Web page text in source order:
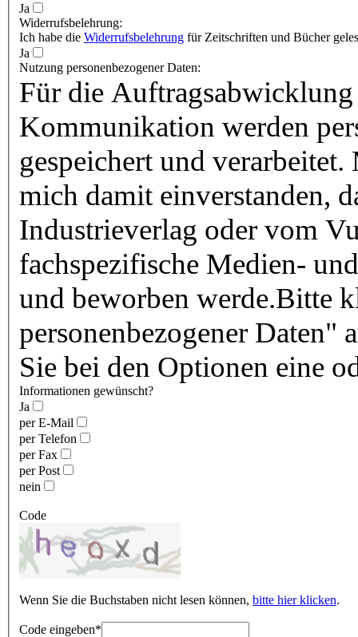
Ja
Widerrufsbelehrung:
Ich habe die Widerrufsbelehrung für Zeitschriften und Bücher
Ja
Nutzung personenbezogener Daten:
Für die
Kommunikation werden
gespeichert und
mich damit einverstanden,
Industrieverlag oder vom
fachspezifische Medien-
und beworben werde.Bitte
personenbezogener
Sie bei den Optionen eine
Informationen gewünscht?
Ja
per E-Mail
per Telefon
per Fax
per Post
nein
Code
Wenn Sie die Buchstaben nicht lesen können, bitte hier klicken.
Code eingeben*